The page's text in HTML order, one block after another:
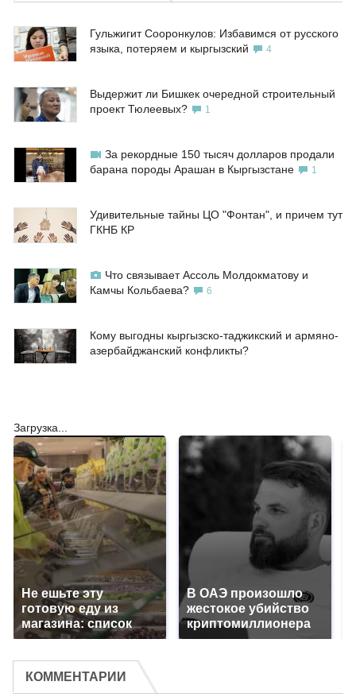
Гульжигит Сооронкулов: Избавимся от русского
языка, потеряем и кыргызский
4
Выдержит ли Бишкек очередной строительный
проект Тюлеевых?
1
За рекордные 150 тысяч долларов продали
барана породы Арашан в Кыргызстане
1
Удивительные тайны ЦО "Фонтан", и причем тут
ГКНБ КР
Что связывает Ассоль Молдокматову и
Камчы Кольбаева?
6
Кому выгодны кыргызско-таджикский и армяно-
азербайджанский конфликты?
Загрузка...
Не ешьте эту
готовую еду из
магазина: список
В ОАЭ произошло
жестокое убийство
криптомиллионера
КОММЕНТАРИИ